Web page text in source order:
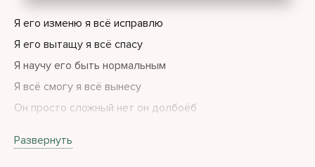
Я его изменю я всё исправлю
Я его вытащу я всё спасу
Я научу его быть нормальным
Я всё смогу я всё вынесу
Он просто сложный нет он долбоёб
У него травмы нет он долбоёб
Развернуть